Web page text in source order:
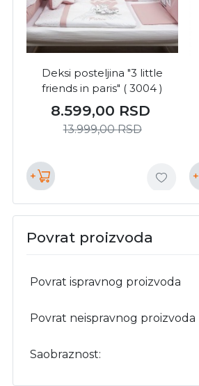
Deksi posteljina "3 little
friends in paris" ( 3004 )
8.599,00 RSD
13.999,00RSD
+ +
Povrat proizvoda
Povrat ispravnog proizvoda
Povrat neispravnog proizvoda
Saobraznost: